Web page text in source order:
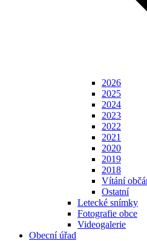
2026
2025
2024
2023
2022
2021
2020
2019
2018
Vítání
Ostatní
Letecké snímky
Fotografie obce
Videogalerie
Obecní úřad